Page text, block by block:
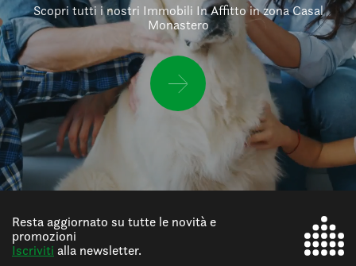
Scopri tutti i nostri Immobili In Affitto in zona Casal
Monastero
Resta aggiornato su tutte le novità e
promozioni
Iscriviti alla newsletter.